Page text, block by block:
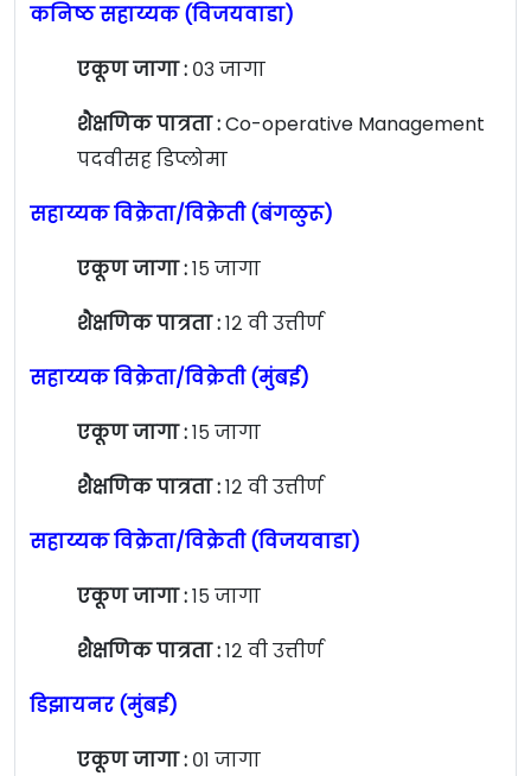
कनिष्ठ सहाय्यक (विजयवाडा)
एकूण जागा : ०३ जागा
शैक्षणिक पात्रता :Co-operative Management
पदवीसह डिप्लोमा
सहाय्यक विक्रेता/विक्रेती (बंगळुरू)
एकूण जागा :१५ जागा
शैक्षणिक पात्रता :१२ वी उत्तीर्ण
सहाय्यक विक्रेता/विक्रेती (मुंबई)
एकूण जागा :१५ जागा
शैक्षणिक पात्रता :१२ वी उत्तीर्ण
सहाय्यक विक्रेता/विक्रेती (विजयवाडा)
एकूण जागा :१५ जागा
शैक्षणिक पात्रता :१२ वी उत्तीर्ण
डिझायनर (मुंबई)
एकूण जागा : ०१ जागा